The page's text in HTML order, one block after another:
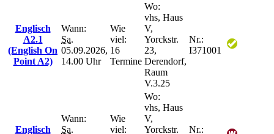
Englisch
A2.1
(English On
Point A2)
Wann:
Sa.
05.09.2026,
14.00 Uhr
Wie
viel:
16
Termine
Wo:
vhs, Haus
V,
Yorckstr.
23,
Derendorf,
Raum
V.3.25
Nr.:
I371001
Englisch
Wann:
Sa.
Wie
viel:
Wo:
vhs, Haus
V,
Yorckstr.
Nr.: